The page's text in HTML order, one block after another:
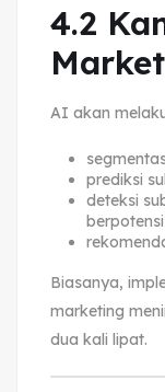
4.2
AI akan
prediksi
deteksi
Biasanya,
marketing
dua kali lipat.